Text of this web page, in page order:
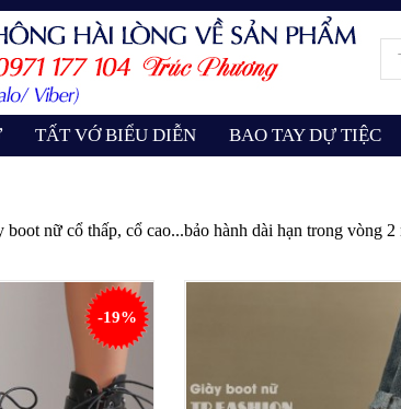
TẤT VỚ BIỂU DIỄN BAO TAY DỰ TIỆC
nữ cổ thấp, cổ cao...bảo hành dài hạn trong vòng
-19%